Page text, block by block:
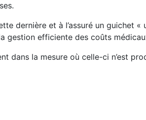
dernière et à l’assuré un guichet
gestion efficiente des coûts
dans la mesure où celle-ci n’est